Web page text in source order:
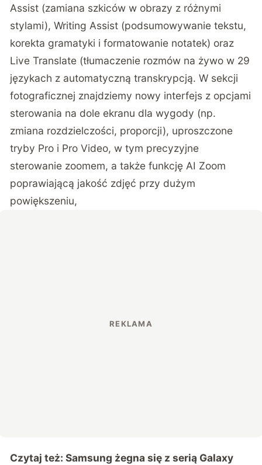
Assist (zamiana szkiców w obrazy z różnymi
stylami), Writing Assist (podsumowywanie tekstu,
korekta gramatyki i formatowanie notatek) oraz
Live Translate (tłumaczenie rozmów na żywo w 29
językach z automatyczną transkrypcją. W sekcji
fotograficznej znajdziemy nowy interfejs z opcjami
sterowania na dole ekranu dla wygody (np.
zmiana rozdzielczości, proporcji), uproszczone
tryby Pro i Pro Video, w tym precyzyjne
sterowanie zoomem, a także funkcję AI Zoom
poprawiającą jakość zdjęć przy dużym
powiększeniu,
Czytaj też:Samsung żegna się z serią Galaxy